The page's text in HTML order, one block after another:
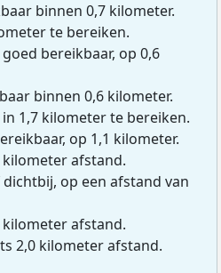
binnen 0,7 kilometer.
te bereiken.
bereikbaar, op 0,6
binnen 0,6 kilometer.
1,7 kilometer te bereiken.
op 1,1 kilometer.
kilometer afstand.
op een afstand van
afstand.
2,0 kilometer afstand.